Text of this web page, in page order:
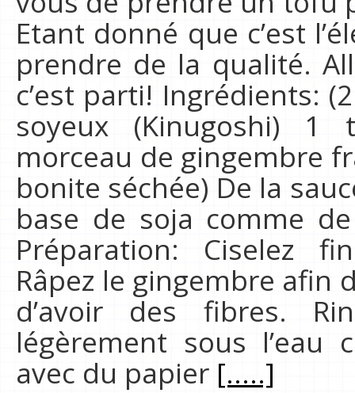
Etant donné que c’est
prendre de la qualité.
c’est parti! Ingrédients:
soyeux (Kinugoshi) 1
morceau de gingembre
bonite séchée) De la
base de soja comme
Préparation: Ciselez
Râpez le gingembre afin
d’avoir des fibres.
légèrement sous l’eau
avec du papier [.....]